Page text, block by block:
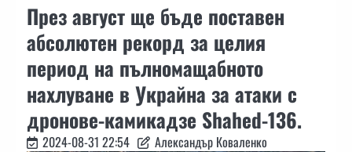
През август ще бъде поставен
абсолютен рекорд за целия
период на пълномащабното
нахлуване в Украйна за атаки с
дронове-камикадзе Shahed-136.
2024-08-31 22:54 Александър Коваленко